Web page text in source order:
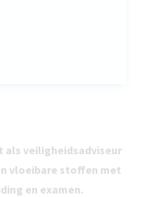
als veiligheidsadviseur
vloeibare stoffen met
en examen.